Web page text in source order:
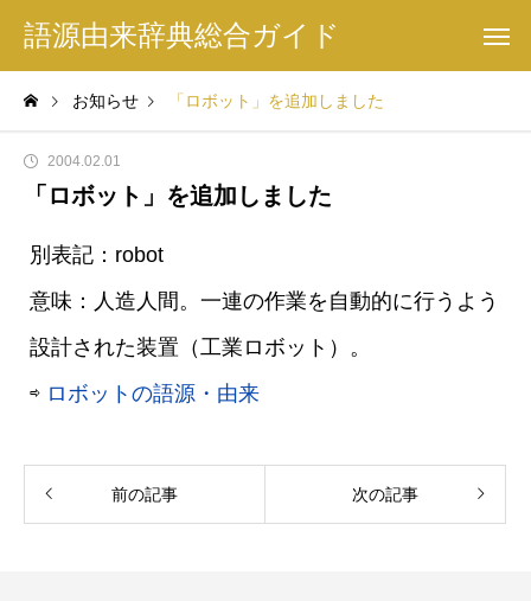
語源由来辞典総合ガイド
お知らせ 「ロボット」を追加しました
2004.02.01
「ロボット」を追加しました
別表記：robot
意味：人造人間。一連の作業を自動的に行うよう
設計された装置（工業ロボット）。
⇨ ロボットの語源・由来
前の記事 次の記事